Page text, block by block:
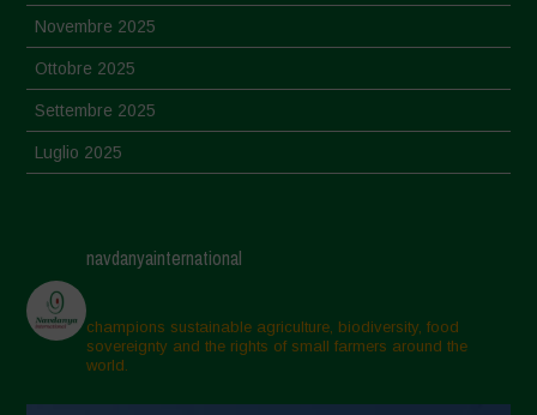
Novembre 2025
Ottobre 2025
Settembre 2025
Luglio 2025
Aprile 2025
Marzo 2025
Febbraio 2025
Gennaio 2025
navdanyainternational
champions sustainable agriculture, biodiversity, food
sovereignty and the rights of small farmers around the
world.